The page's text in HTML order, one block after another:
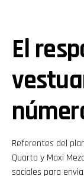
El
Referentes del
Quarta y Maxi
sociales para